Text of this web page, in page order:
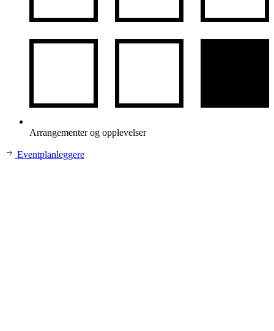
Arrangementer og opplevelser
Eventplanleggere